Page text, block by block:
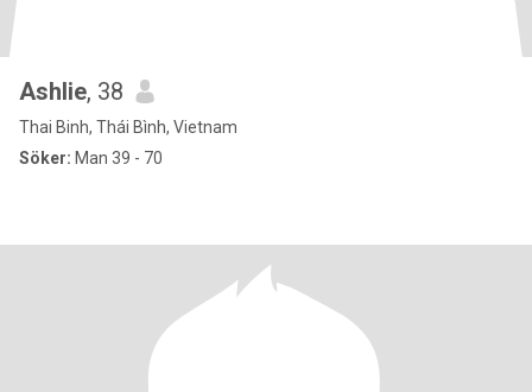
Ashlie, 38
Thai Binh, Thái Bình, Vietnam
Söker: Man 39 - 70